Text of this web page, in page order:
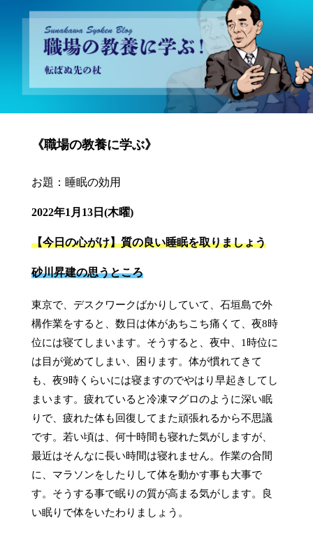
砂川昇建会長ブログ 職場の教養に学ぶ！～転ばぬ先の杖～
《職場の教養に学ぶ》
お題：睡眠の効用
2022年1月13日(木曜)
【今日の心がけ】質の良い睡眠を取りましょう
砂川昇建の思うところ
東京で、デスクワークばかりしていて、石垣島で外
構作業をすると、数日は体があちこち痛くて、夜8時
位には寝てしまいます。そうすると、夜中、1時位に
は目が覚めてしまい、困ります。体が慣れてきて
も、夜9時くらいには寝ますのでやはり早起きしてし
まいます。疲れていると冷凍マグロのように深い眠
りで、疲れた体も回復してまた頑張れるから不思議
です。若い頃は、何十時間も寝れた気がしますが、
最近はそんなに長い時間は寝れません。作業の合間
に、マラソンをしたりして体を動かす事も大事で
す。そうする事で眠りの質が高まる気がします。良
い眠りで体をいたわりましょう。